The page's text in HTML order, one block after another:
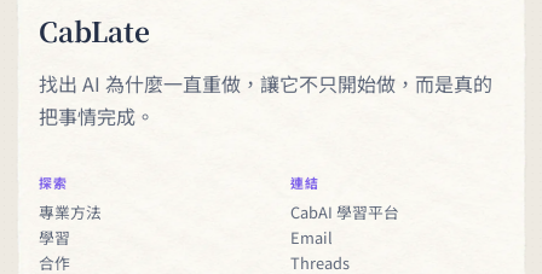
CabLate
找出 AI 為什麼一直重做，讓它不只開始做，而是真的
把事情完成。
探索
專業方法
學習
合作
連結
CabAI 學習平台
Email
Threads